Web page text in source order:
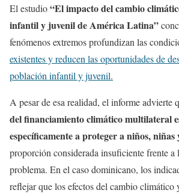
El estudio“El impacto del cambio
infantil y juvenil de América Latina”
fenómenos extremos profundizan las
existentes y reducen las oportunidades de
población infantil y juvenil.
A pesar de esa realidad, el informe advierte
del financiamiento climático multilateral
específicamente a proteger a niños, niñas
proporción considerada insuficiente frente a
problema. En el caso dominicano, los
reflejar que los efectos del cambio climático